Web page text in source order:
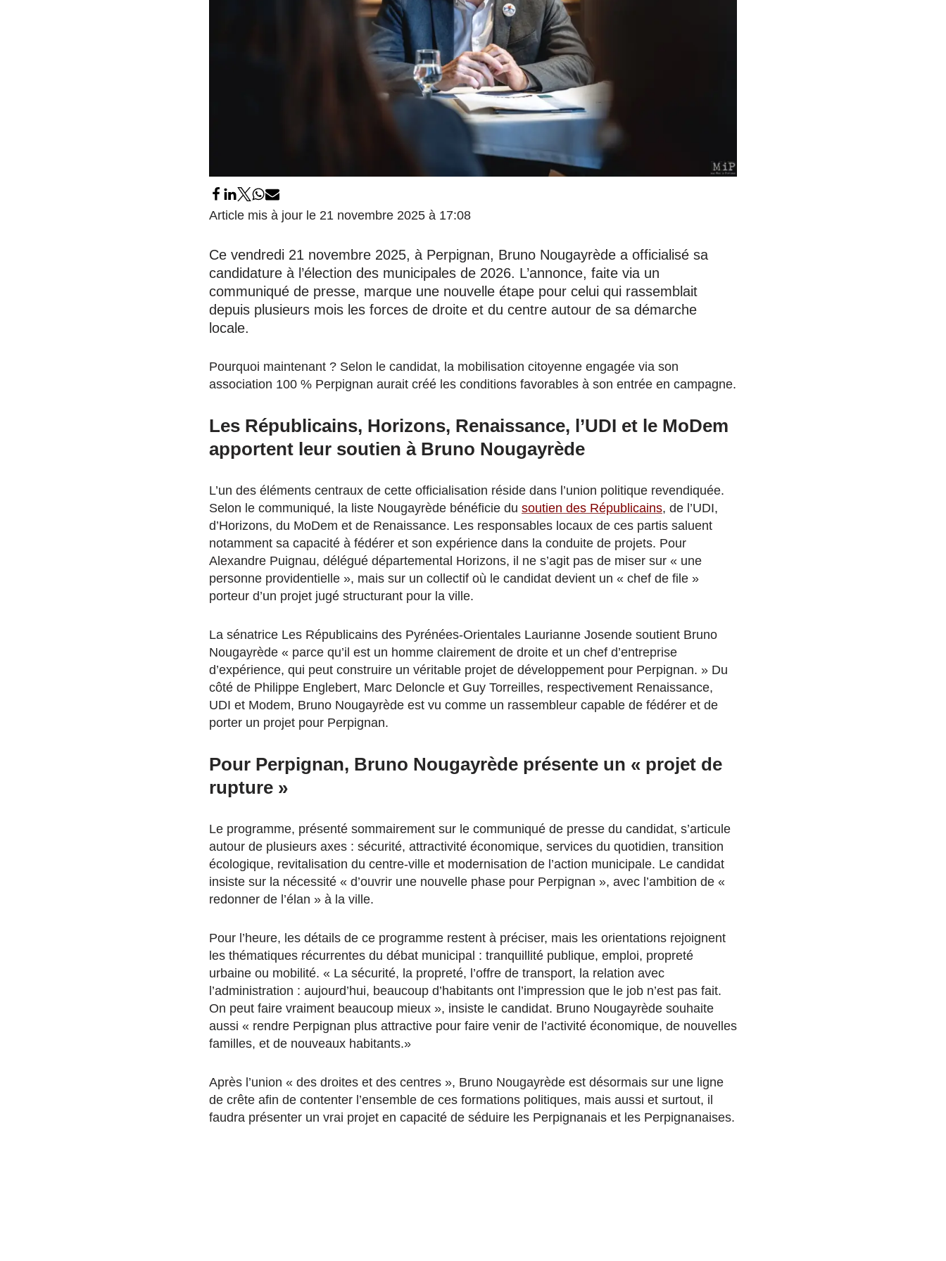
Article mis à jour le 21 novembre 2025 à 17:08
Ce vendredi 21 novembre 2025, à Perpignan, Bruno Nougayrède a officialisé sa
candidature à l’élection des municipales de 2026. L’annonce, faite via un
communiqué de presse, marque une nouvelle étape pour celui qui rassemblait
depuis plusieurs mois les forces de droite et du centre autour de sa démarche
locale.
Pourquoi maintenant ? Selon le candidat, la mobilisation citoyenne engagée via son
association 100 % Perpignan aurait créé les conditions favorables à son entrée en campagne.
Les Républicains, Horizons, Renaissance, l’UDI et le MoDem
apportent leur soutien à Bruno Nougayrède
L’un des éléments centraux de cette officialisation réside dans l’union politique revendiquée.
Selon le communiqué, la liste Nougayrède bénéficie du soutien des Républicains, de l’UDI,
d’Horizons, du MoDem et de Renaissance. Les responsables locaux de ces partis saluent
notamment sa capacité à fédérer et son expérience dans la conduite de projets. Pour
Alexandre Puignau, délégué départemental Horizons, il ne s’agit pas de miser sur « une
personne providentielle », mais sur un collectif où le candidat devient un « chef de file »
porteur d’un projet jugé structurant pour la ville.
La sénatrice Les Républicains des Pyrénées-Orientales Laurianne Josende soutient Bruno
Nougayrède « parce qu’il est un homme clairement de droite et un chef d’entreprise
d’expérience, qui peut construire un véritable projet de développement pour Perpignan. » Du
côté de Philippe Englebert, Marc Deloncle et Guy Torreilles, respectivement Renaissance,
UDI et Modem, Bruno Nougayrède est vu comme un rassembleur capable de fédérer et de
porter un projet pour Perpignan.
Pour Perpignan, Bruno Nougayrède présente un « projet de
rupture »
Le programme, présenté sommairement sur le communiqué de presse du candidat, s’articule
autour de plusieurs axes : sécurité, attractivité économique, services du quotidien, transition
écologique, revitalisation du centre-ville et modernisation de l’action municipale. Le candidat
insiste sur la nécessité « d’ouvrir une nouvelle phase pour Perpignan », avec l’ambition de «
redonner de l’élan » à la ville.
Pour l’heure, les détails de ce programme restent à préciser, mais les orientations rejoignent
les thématiques récurrentes du débat municipal : tranquillité publique, emploi, propreté
urbaine ou mobilité. « La sécurité, la propreté, l’offre de transport, la relation avec
l’administration : aujourd’hui, beaucoup d’habitants ont l’impression que le job n’est pas fait.
On peut faire vraiment beaucoup mieux », insiste le candidat. Bruno Nougayrède souhaite
aussi « rendre Perpignan plus attractive pour faire venir de l’activité économique, de nouvelles
familles, et de nouveaux habitants.»
Après l’union « des droites et des centres », Bruno Nougayrède est désormais sur une ligne
de crête afin de contenter l’ensemble de ces formations politiques, mais aussi et surtout, il
faudra présenter un vrai projet en capacité de séduire les Perpignanais et les Perpignanaises.